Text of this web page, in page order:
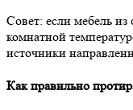
Совет: если мебель
комнатной
источники
Как правильно